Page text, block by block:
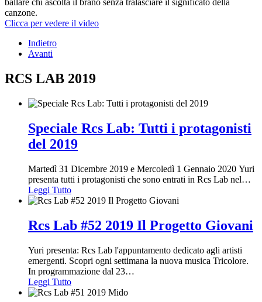
ballare chi ascolta il brano senza tralasciare il significato della
canzone.
Clicca per vedere il video
Indietro
Avanti
RCS LAB 2019
Speciale Rcs Lab: Tutti i protagonisti
del 2019
Martedì 31 Dicembre 2019 e Mercoledì 1 Gennaio 2020 Yuri
presenta tutti i protagonisti che sono entrati in Rcs Lab nel…
Leggi Tutto
Rcs Lab #52 2019 Il Progetto Giovani
Yuri presenta: Rcs Lab l'appuntamento dedicato agli artisti
emergenti. Scopri ogni settimana la nuova musica Tricolore.
In programmazione dal 23…
Leggi Tutto